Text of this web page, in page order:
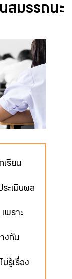
สมรรถนะ
เรียน
ระเมินผล
พราะ
งกัน
ม่รู้เรื่อง